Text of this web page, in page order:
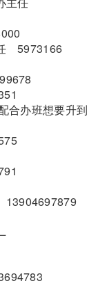
5973166
合办班想要升到